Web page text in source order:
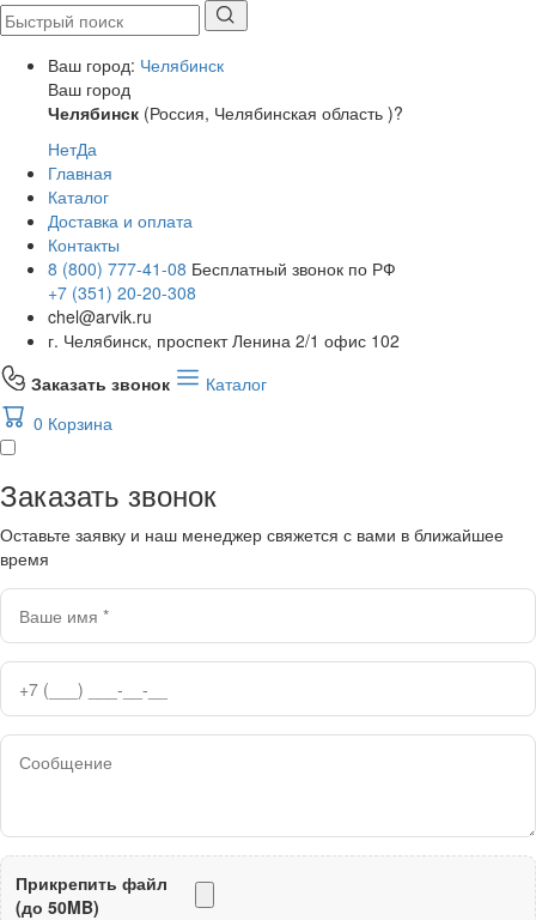
Ваш город: Челябинск
Ваш город
Челябинск (Россия, Челябинская область )?
НетДа
Главная
Каталог
Доставка и оплата
Контакты
8 (800) 777-41-08 Бесплатный звонок по РФ
+7 (351) 20-20-308
chel@arvik.ru
г. Челябинск, проспект Ленина 2/1 офис 102
Заказать звонок
Каталог
0 Корзина
Заказать звонок
Оставьте заявку и наш менеджер свяжется с вами в ближайшее
время
Прикрепить файл
(до 50MB)